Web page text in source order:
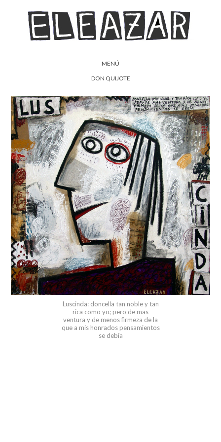
MENÚ
DON QUIJOTE
Luscinda: doncella tan noble y tan
rica como yo; pero de mas
ventura y de menos firmeza de la
que a mis honrados pensamientos
se debía